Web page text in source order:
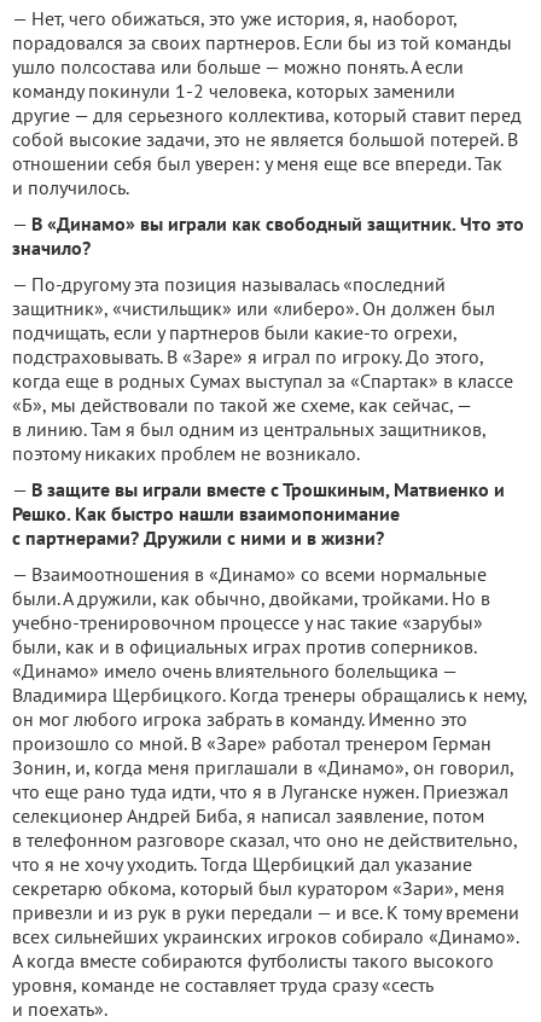
— Нет, чего обижаться, это уже история, я, наоборот,
порадовался за своих партнеров. Если бы из той команды
ушло полсостава или больше — можно понять.А если
команду покинули 1-2 человека, которых заменили
другие — для серьезного коллектива, который ставит перед
собой высокие задачи, это не является большой потерей. В
отношении себя был уверен: у меня еще все впереди.Так
и получилось.
— В «Динамо» вы играли как свободный защитник. Что это
значило?
— По-другому эта позиция называлась «последний
защитник», «чистильщик» или «либеро». Он должен был
подчищать, если у партнеров были какие-то огрехи,
подстраховывать. В «Заре» я играл по игроку. До этого,
когда еще в родных Сумах выступал за «Спартак» в классе
«Б», мы действовали по такой же схеме, как сейчас, —
в линию.Там я был одним из центральных защитников,
поэтому никаких проблем не возникало.
— В защите вы играли вместе с Трошкиным, Матвиенко и
Решко. Как быстро нашли взаимопонимание
с партнерами? Дружили с ними и в жизни?
— Взаимоотношения в «Динамо» со всеми нормальные
были.А дружили, как обычно, двойками, тройками. Но в
учебно-тренировочном процессе у нас такие «зарубы»
были, как и в официальных играх против соперников.
«Динамо» имело очень влиятельного болельщика —
Владимира Щербицкого. Когда тренеры обращались к нему,
он мог любого игрока забрать в команду. Именно это
произошло со мной. В «Заре» работал тренером Герман
Зонин, и, когда меня приглашали в «Динамо», он говорил,
что еще рано туда идти, что я в Луганске нужен. Приезжал
селекционер Андрей Биба, я написал заявление, потом
в телефонном разговоре сказал, что оно не действительно,
что я не хочу уходить.Тогда Щербицкий дал указание
секретарю обкома, который был куратором «Зари», меня
привезли и из рук в руки передали — и все. К тому времени
всех сильнейших украинских игроков собирало «Динамо».
А когда вместе собираются футболисты такого высокого
уровня, команде не составляет труда сразу «сесть
и поехать».